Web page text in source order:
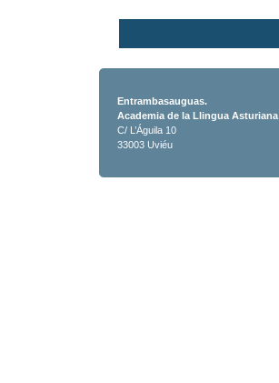
Entrambasauguas.
Academia de la Llingua Asturiana
C/ L’Águila 10
33003 Uviéu